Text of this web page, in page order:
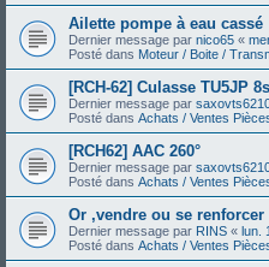
Ailette pompe à eau cassé
Dernier message par nico65 «
Posté dans Moteur / Boite /
[RCH-62] Culasse TU5JP
Dernier message par
Posté dans Achats / Ventes
[RCH62] AAC 260°
Dernier message par
Posté dans Achats / Ventes
Or ,vendre ou se renforcer
Dernier message par RINS « lun.
Posté dans Achats / Ventes